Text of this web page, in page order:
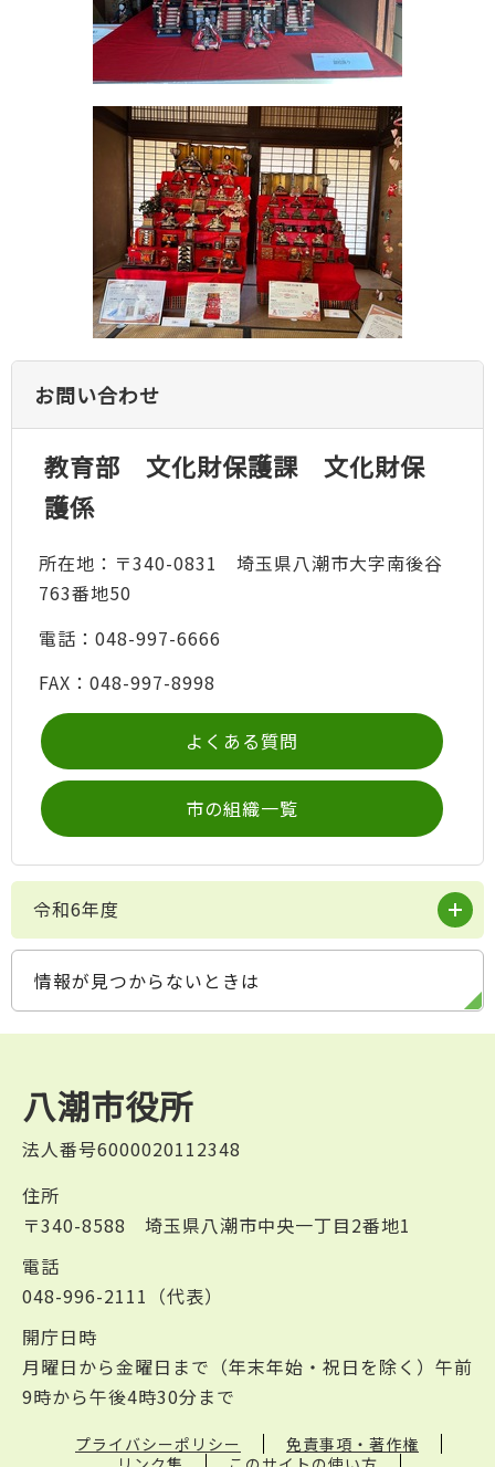
お問い合わせ
教育部 文化財保護課 文化財保
護係
所在地：〒340-0831 埼玉県八潮市大字南後谷
763番地50
電話：048-997-6666
FAX：048-997-8998
よくある質問
市の組織一覧
令和6年度
情報が見つからないときは
八潮市役所
法人番号6000020112348
住所
〒340-8588 埼玉県八潮市中央一丁目2番地1
電話
048-996-2111（代表）
開庁日時
月曜日から金曜日まで（年末年始・祝日を除く）午前
9時から午後4時30分まで
プライバシーポリシー
免責事項・著作権